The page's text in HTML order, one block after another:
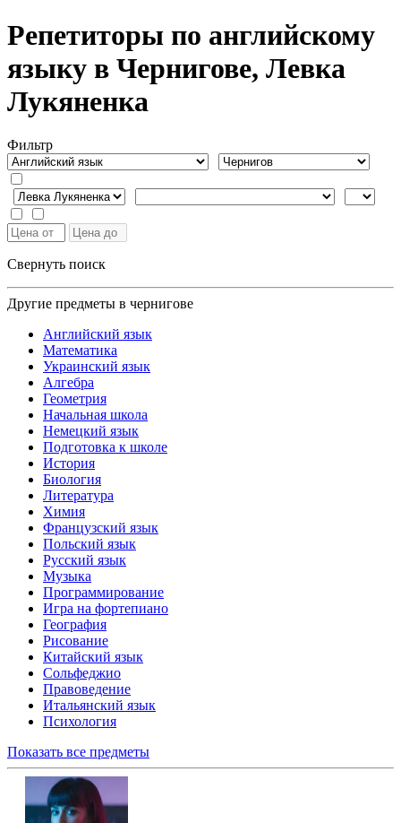
Репетиторы по английскому
языку в Чернигове, Левка
Лукяненка
Фильтр
Свернуть поиск
Другие предметы в чернигове
Английский язык
Математика
Украинский язык
Алгебра
Геометрия
Начальная школа
Немецкий язык
Подготовка к школе
История
Биология
Литература
Химия
Французский язык
Польский язык
Русский язык
Музыка
Программирование
Игра на фортепиано
География
Рисование
Китайский язык
Сольфеджио
Правоведение
Итальянский язык
Психология
Показать все предметы